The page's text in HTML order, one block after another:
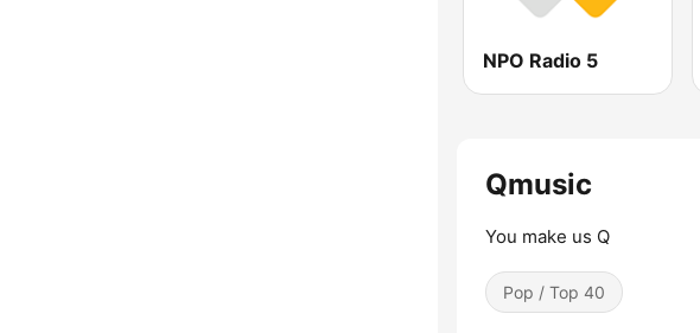
NPO Radio 5
Qmusic
You make us Q
Pop / Top 40